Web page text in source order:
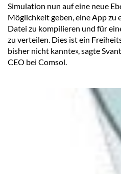
Simulation nun auf eine neue
Möglichkeit geben, eine App zu
Datei zu kompilieren und für
zu verteilen. Dies ist ein
bisher nicht kannte», sagte
CEO bei Comsol.